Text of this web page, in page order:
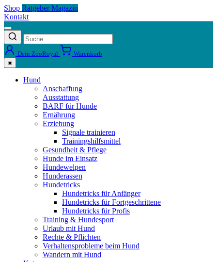
Shop Ratgeber Magazin
Kontakt
Dein ZooRoyal Warenkorb
✖
Hund
Anschaffung
Ausstattung
BARF für Hunde
Ernährung
Erziehung
Signale trainieren
Trainingshilfsmittel
Gesundheit & Pflege
Hunde im Einsatz
Hundewelpen
Hunderassen
Hundetricks
Hundetricks für Anfänger
Hundetricks für Fortgeschrittene
Hundetricks für Profis
Training & Hundesport
Urlaub mit Hund
Rechte & Pflichten
Verhaltensprobleme beim Hund
Wandern mit Hund